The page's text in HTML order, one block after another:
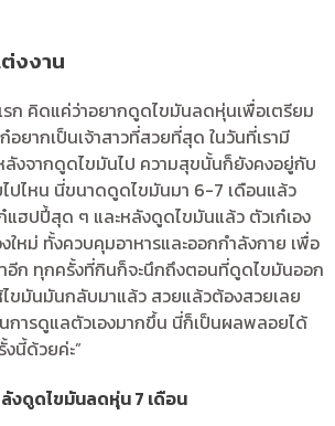
งงาน
รก คิดแค่ว่าอยากดูดไขมันลดหุ่นเพื่อเตรียม
ก๋อยากเป็นเจ้าสาวที่สวยที่สุด ในวันที่เรามี
งจากดูดไขมันไป ความสุขนั้นก็ยังคงอยู่กับ
ปไหน นี่ขนาดดูดไขมันมา 6-7 เดือนแล้ว
แฮปปี้สุด ๆ และหลังดูดไขมันแล้ว ตัวเก๋เอง
หม่ ทั้งควบคุมอาหารและออกกำลังกาย เพื่อ
อีก ทุกครั้งที่กินก็จะนึกถึงตอนที่ดูดไขมันออก
ไขมันมันกลับมาแล้ว สวยแล้วต้องสวยเลย
นการดูแลตัวเองมากขึ้น นี่ก็เป็นผลพลอยได้
นี้ด้วยค่ะ”
งดูดไขมันลดหุ่น 7 เดือน